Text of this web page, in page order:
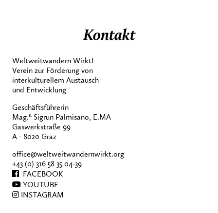
Kontakt
Weltweitwandern Wirkt!
Verein zur Förderung von
interkulturellem Austausch
und Entwicklung
Geschäftsführerin
Mag.a Sigrun Palmisano, E.MA
Gaswerkstraße 99
A - 8020 Graz
office@weltweitwandernwirkt.org
+43 (0) 316 58 35 04-39
FACEBOOK
YOUTUBE
INSTAGRAM